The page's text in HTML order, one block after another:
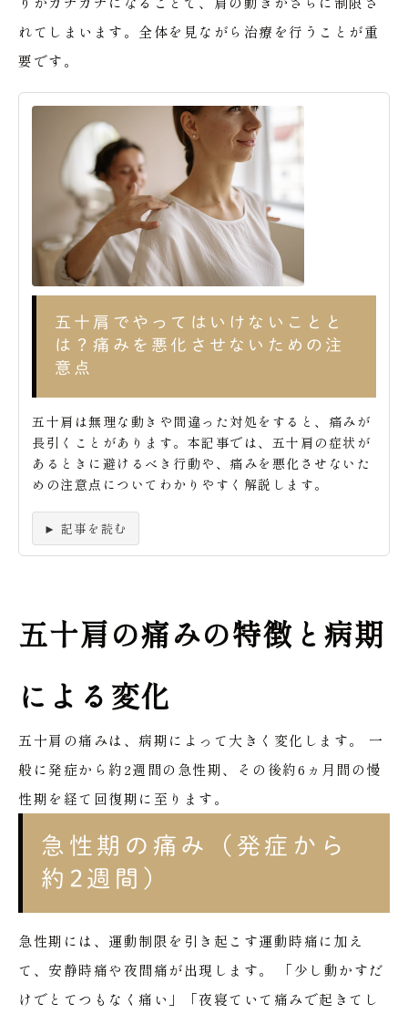
れてしまいます。全体を見ながら治療を行うことが重
要です。
五十肩でやってはいけないことと
は？痛みを悪化させないための注
意点
五十肩は無理な動きや間違った対処をすると、痛みが
長引くことがあります。本記事では、五十肩の症状が
あるときに避けるべき行動や、痛みを悪化させないた
めの注意点についてわかりやすく解説します。
► 記事を読む
五十肩の痛みの特徴と病期
による変化
五十肩の痛みは、病期によって大きく変化します。
一
般に発症から約2週間の急性期、その後約6ヵ月間の慢
性期を経て回復期に至ります。
急性期の痛み（発症から
約2週間）
急性期には、運動制限を引き起こす運動時痛に加え
て、安静時痛や夜間痛が出現します。
「少し動かすだ
けでとてつもなく痛い」「夜寝ていて痛みで起きてし